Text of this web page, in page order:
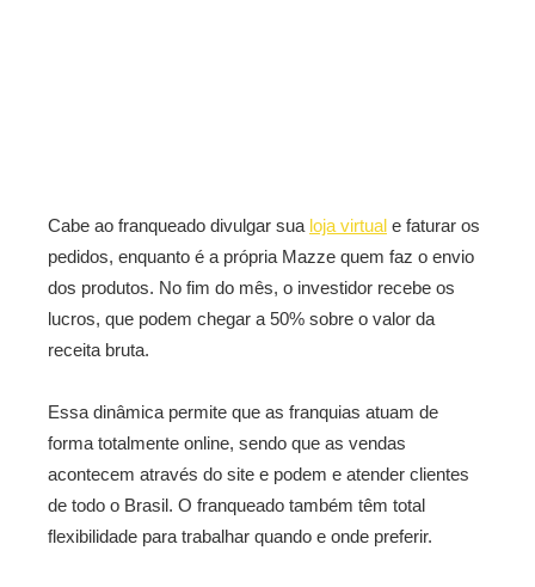
Cabe ao franqueado divulgar sua loja virtual e faturar os
pedidos, enquanto é a própria Mazze quem faz o envio
dos produtos. No fim do mês, o investidor recebe os
lucros, que podem chegar a 50% sobre o valor da
receita bruta.
Essa dinâmica permite que as franquias atuam de
forma totalmente online, sendo que as vendas
acontecem através do site e podem e atender clientes
de todo o Brasil. O franqueado também têm total
flexibilidade para trabalhar quando e onde preferir.